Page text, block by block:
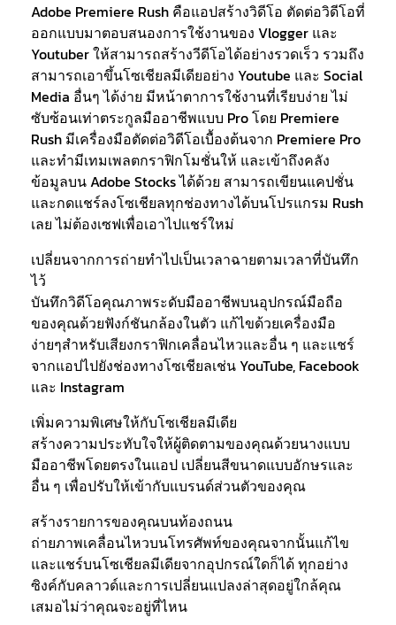
Adobe Premiere Rush คือแอปสร้างวิดีโอ ตัดต่อวิดีโอที่
ออกแบบมาตอบสนองการใช้งานของ Vlogger และ
Youtuber ให้สามารถสร้างวีดีโอได้อย่างรวดเร็ว รวมถึง
สามารถเอาขึ้นโซเชียลมีเดียอย่าง Youtube และ Social
Media อื่นๆ ได้ง่าย มีหน้าตาการใช้งานที่เรียบง่าย ไม่
ซับซ้อนเท่าตระกูลมืออาชีพแบบ Pro โดย Premiere
Rush มีเครื่องมือตัดต่อวิดีโอเบื้องต้นจาก Premiere Pro
และทำมีเทมเพลตกราฟิกโมชั่นให้ และเข้าถึงคลัง
ข้อมูลบน Adobe Stocks ได้ด้วย สามารถเขียนแคปชั่น
และกดแชร์ลงโซเชียลทุกช่องทางได้บนโปรแกรม Rush
เลย ไม่ต้องเซฟเพื่อเอาไปแชร์ใหม่
เปลี่ยนจากการถ่ายทำไปเป็นเวลาฉายตามเวลาที่บันทึก
ไว้
บันทึกวิดีโอคุณภาพระดับมืออาชีพบนอุปกรณ์มือถือ
ของคุณด้วยฟังก์ชันกล้องในตัว แก้ไขด้วยเครื่องมือ
ง่ายๆสำหรับเสียงกราฟิกเคลื่อนไหวและอื่น ๆ และแชร์
จากแอปไปยังช่องทางโซเชียลเช่น YouTube, Facebook
และ Instagram
เพิ่มความพิเศษให้กับโซเชียลมีเดีย
สร้างความประทับใจให้ผู้ติดตามของคุณด้วยนางแบบ
มืออาชีพโดยตรงในแอป เปลี่ยนสีขนาดแบบอักษรและ
อื่น ๆ เพื่อปรับให้เข้ากับแบรนด์ส่วนตัวของคุณ
สร้างรายการของคุณบนท้องถนน
ถ่ายภาพเคลื่อนไหวบนโทรศัพท์ของคุณจากนั้นแก้ไข
และแชร์บนโซเชียลมีเดียจากอุปกรณ์ใดก็ได้ ทุกอย่าง
ซิงค์กับคลาวด์และการเปลี่ยนแปลงล่าสุดอยู่ใกล้คุณ
เสมอไม่ว่าคุณจะอยู่ที่ไหน